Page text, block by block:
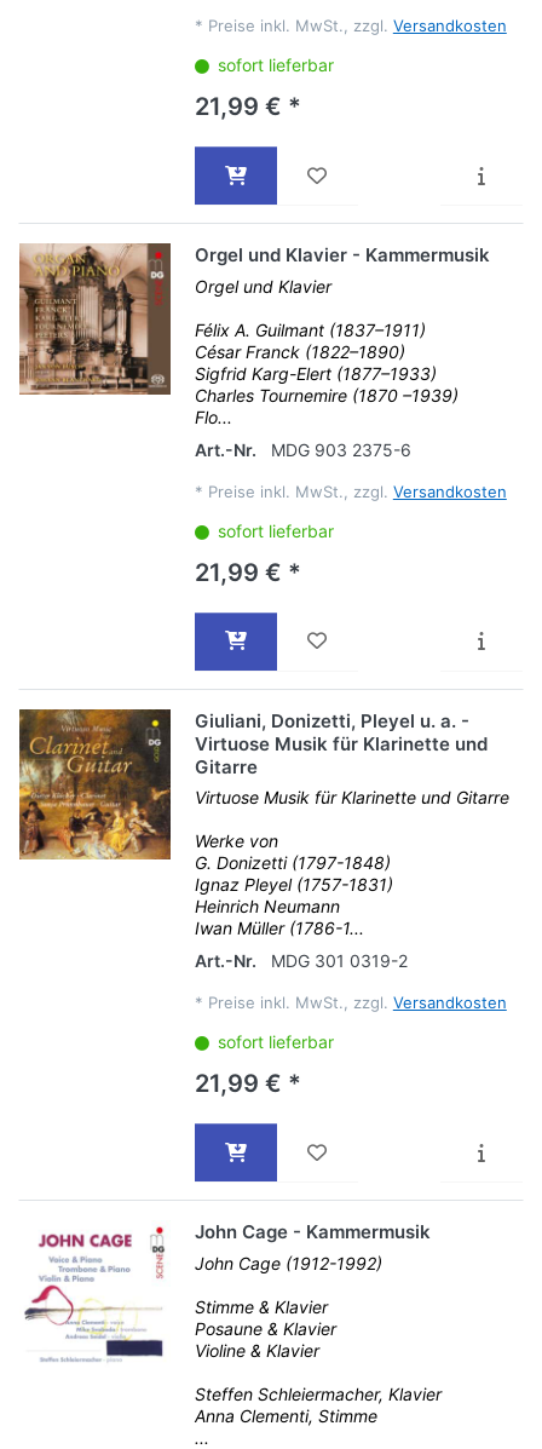
* Preise inkl. MwSt., zzgl. Versandkosten
sofort lieferbar
21,99 € *
Orgel und Klavier - Kammermusik
Orgel und Klavier
Félix A. Guilmant (1837–1911)
César Franck (1822–1890)
Sigfrid Karg-Elert (1877–1933)
Charles Tournemire (1870 –1939)
Flo...
Art.-Nr.
MDG 903 2375-6
* Preise inkl. MwSt., zzgl. Versandkosten
sofort lieferbar
21,99 € *
Giuliani, Donizetti, Pleyel u. a. -
Virtuose Musik für Klarinette und
Gitarre
Virtuose Musik für Klarinette und Gitarre
Werke von
G. Donizetti (1797-1848)
Ignaz Pleyel (1757-1831)
Heinrich Neumann
Iwan Müller (1786-1...
Art.-Nr.
MDG 301 0319-2
* Preise inkl. MwSt., zzgl. Versandkosten
sofort lieferbar
21,99 € *
John Cage - Kammermusik
John Cage (1912-1992)
Stimme & Klavier
Posaune & Klavier
Violine & Klavier
Steffen Schleiermacher, Klavier
Anna Clementi, Stimme
...